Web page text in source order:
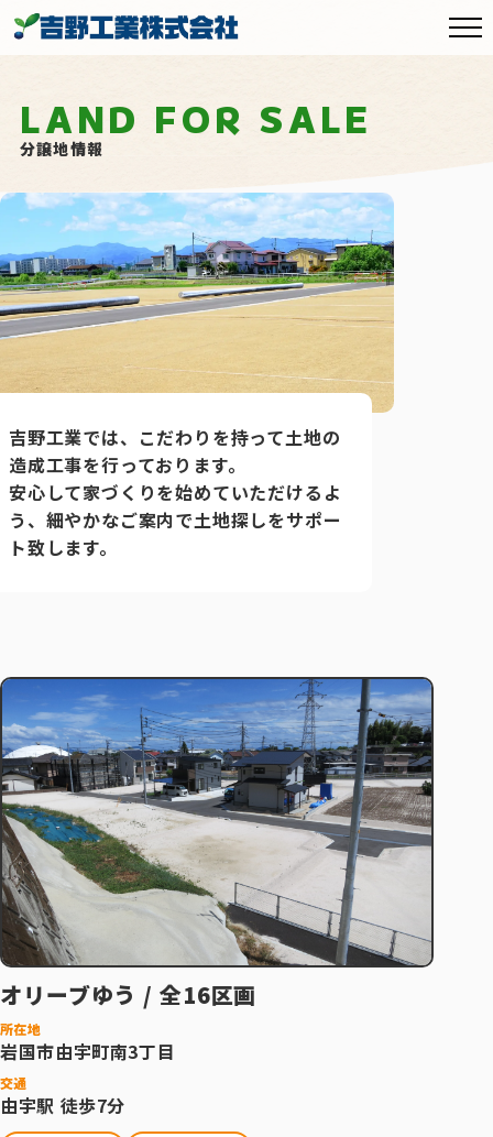
LAND FOR SALE
分譲地情報
吉野工業では、こだわりを持って土地の
造成工事を行っております。
安心して家づくりを始めていただけるよ
う、細やかなご案内で土地探しをサポー
ト致します。
オリーブゆう / 全16区画
所在地
岩国市由宇町南3丁目
交通
由宇駅 徒歩7分